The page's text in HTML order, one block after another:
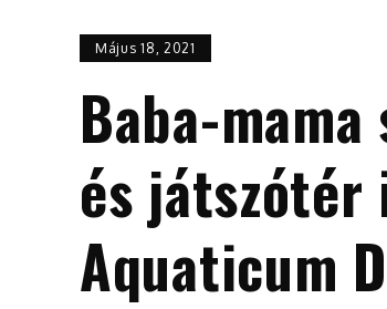
Május 18, 2021
Baba-
és játszótér
Aquaticum